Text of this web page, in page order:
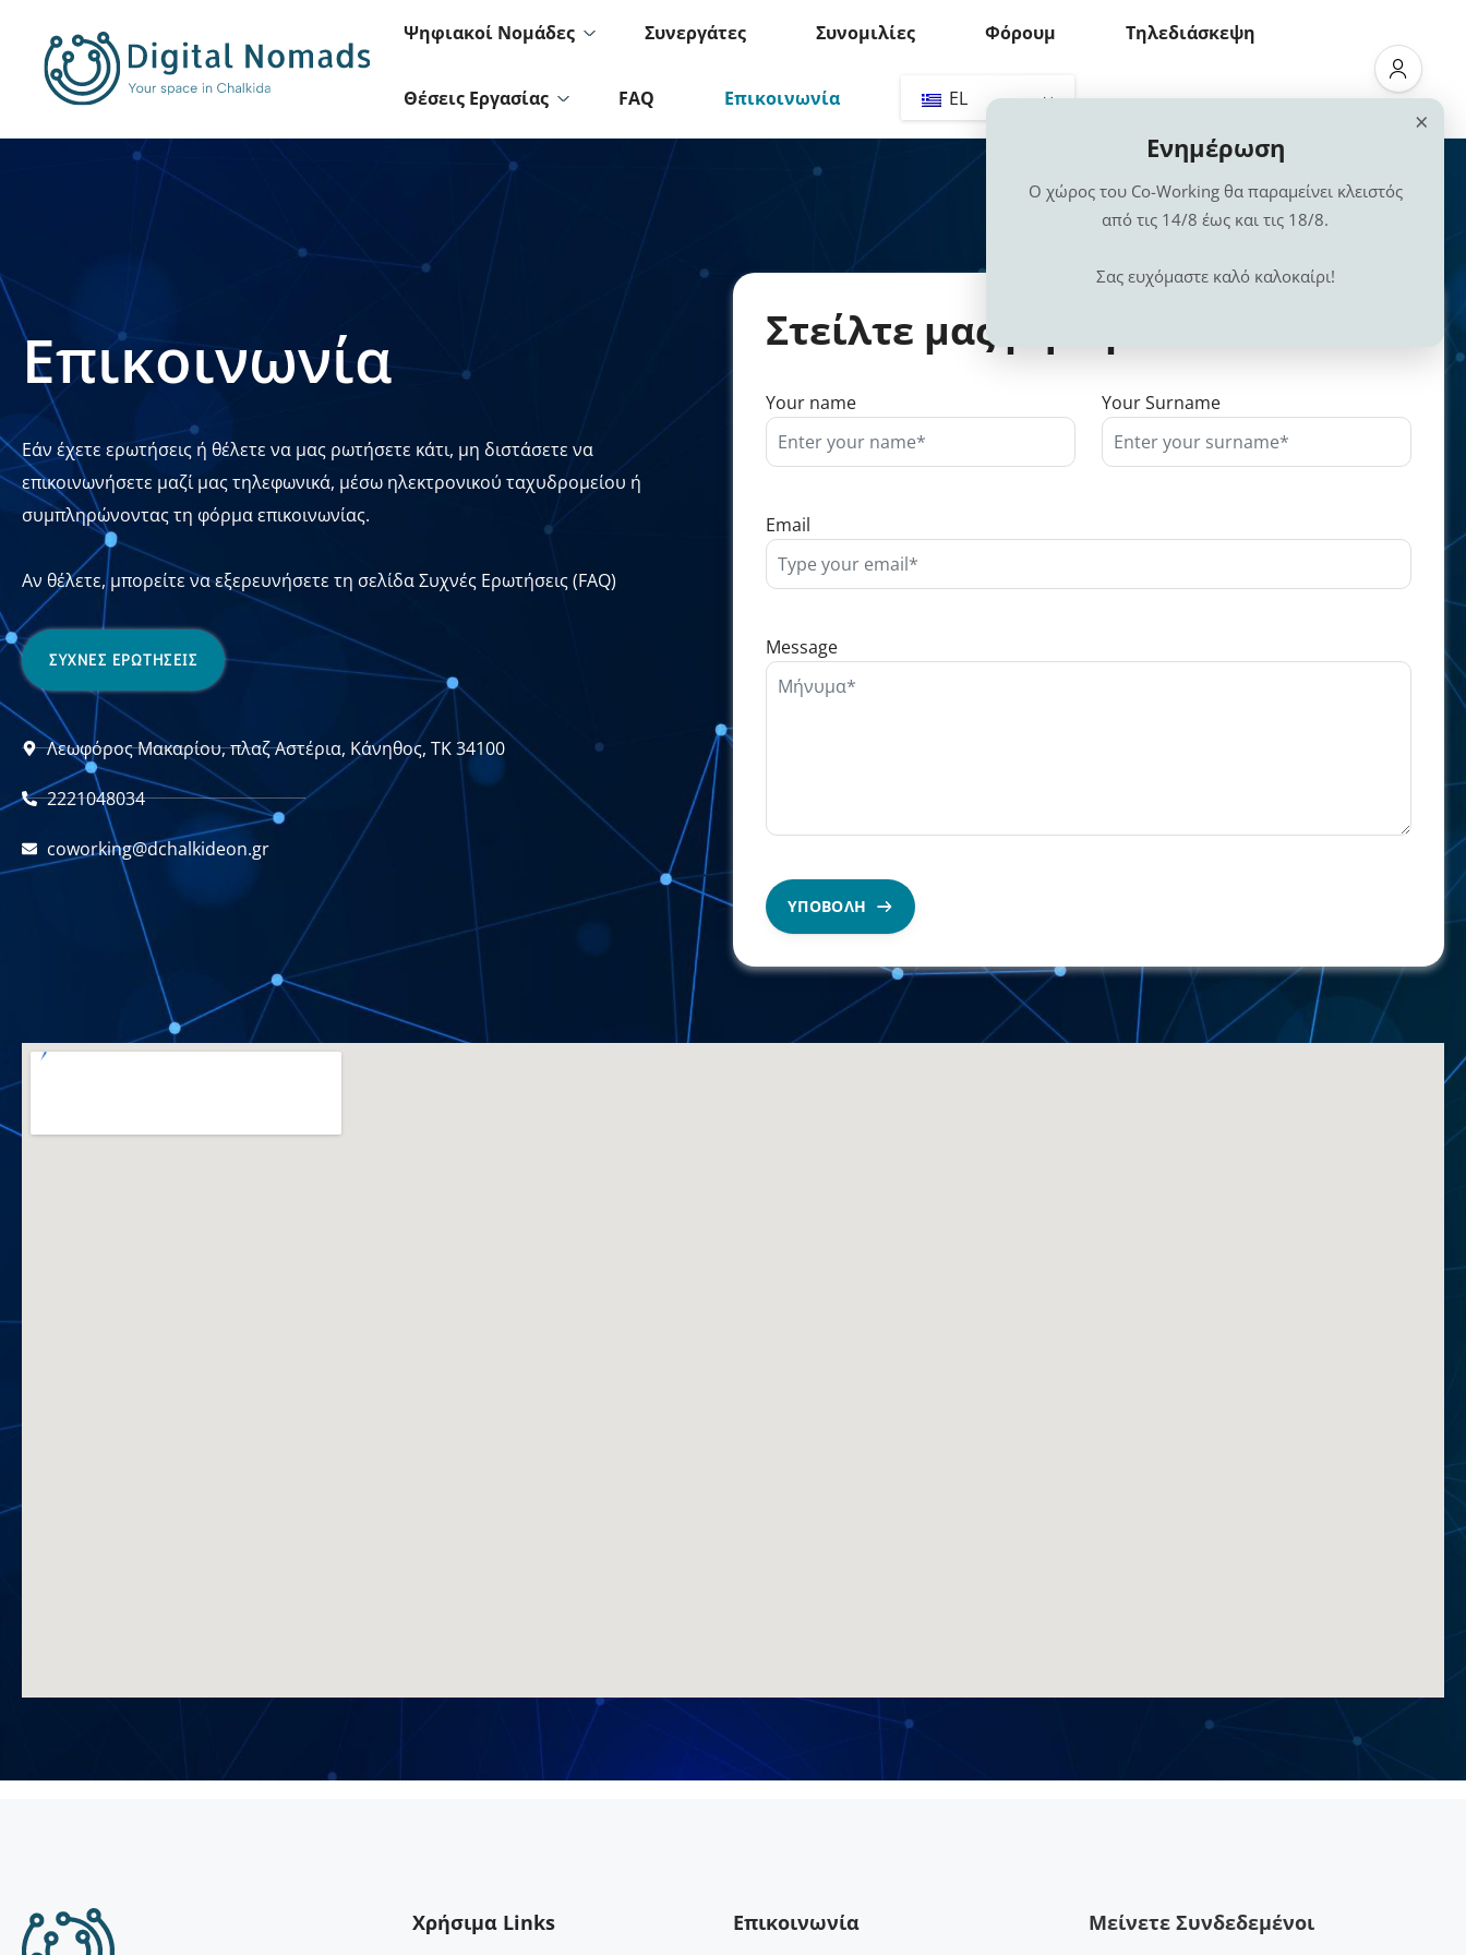
Ψηφιακοί Νομάδες Συνεργάτες Συνομιλίες Φόρουμ Τηλεδιάσκεψη
Θέσεις Εργασίας FAQ Επικοινωνία EL
Επικοινωνία
Εάν έχετε ερωτήσεις ή θέλετε να μας ρωτήσετε κάτι, μη διστάσετε να
επικοινωνήσετε μαζί μας τηλεφωνικά, μέσω ηλεκτρονικού ταχυδρομείου ή
συμπληρώνοντας τη φόρμα επικοινωνίας.
Αν θέλετε, μπορείτε να εξερευνήσετε τη σελίδα Συχνές Ερωτήσεις (FAQ)
ΣΥΧΝΕΣ ΕΡΩΤΗΣΕΙΣ
Λεωφόρος Μακαρίου, πλαζ Αστέρια, Κάνηθος, ΤΚ 34100
2221048034
coworking@dchalkideon.gr
Στείλτε μας μήνυμα
Your name Your Surname
Email
Message
in touch
Χρήσιμα Links Επικοινωνία Μείνετε Συνδεδεμένοι
×
Ενημέρωση
Ο χώρος του Co-Working θα παραμείνει κλειστός
από τις 14/8 έως και τις 18/8.
Σας ευχόμαστε καλό καλοκαίρι!